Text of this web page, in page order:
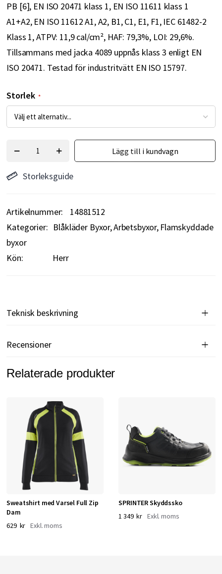
PB [6], EN ISO 20471 klass 1, EN ISO 11611 klass 1
A1+A2, EN ISO 11612 A1, A2, B1, C1, E1, F1, IEC 61482-2
Klass 1, ATPV: 11,9 cal/cm², HAF: 79,3%, LOI: 29,6%.
Tillsammans med jacka 4089 uppnås klass 3 enligt EN
ISO 20471. Testad för industritvätt EN ISO 15797.
Storlek
Lägg till i kundvagn
Storleksguide
Artikelnummer
14881512
Kategorier: Blåkläder Byxor Arbetsbyxor Flamskyddade
byxor
Kön:
Herr
Teknisk beskrivning
Recensioner
Relaterade produkter
Sweatshirt med Varsel Full Zip
Dam
629 kr
SPRINTER Skyddssko
1 349 kr